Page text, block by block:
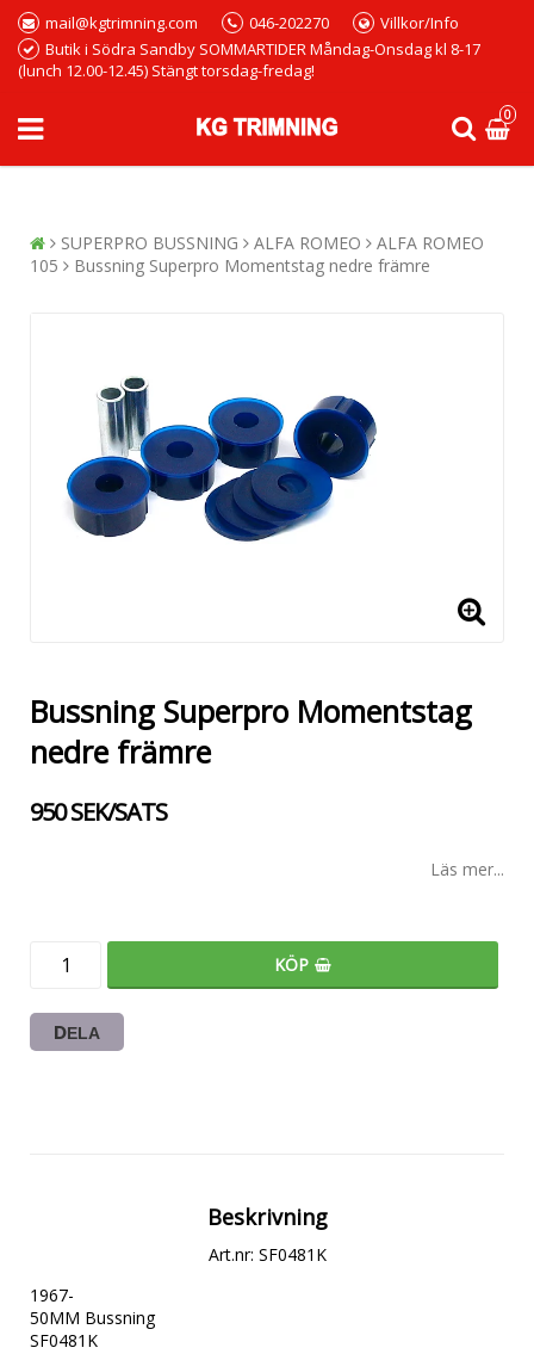
mail@kgtrimning.com 046-202270
Villkor/Info
Butik i Södra Sandby SOMMARTIDER Måndag-Onsdag kl 8-17
(lunch 12.00-12.45) Stängt torsdag-fredag!
0
SUPERPRO BUSSNING ALFA ROMEO
ALFA ROMEO
105
Bussning Superpro Momentstag nedre främre
Bussning Superpro Momentstag
nedre främre
950 SEK/SATS
Läs mer...
KÖP
DELA
Beskrivning
Art.nr: SF0481K
1967-
50MM Bussning
SF0481K